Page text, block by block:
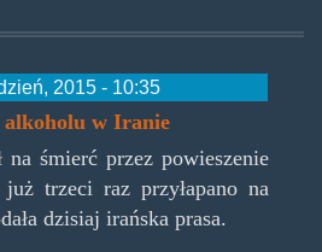
2015 - 10:35
alkoholu w Iranie
na śmierć przez powieszenie
trzeci raz przyłapano na
dzisiaj irańska prasa.